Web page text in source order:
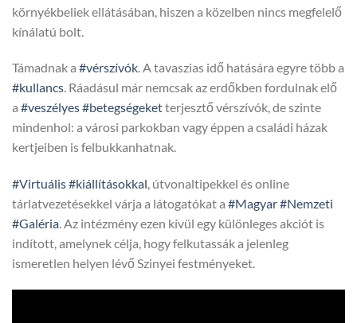
környékbeliek ellátásában, hiszen a közelben nincs megfelelő
kínálatú bolt.
Támadnak a #vérszívók. A tavaszias idő hatására egyre több a
#kullancs. Ráadásul már nemcsak az erdőkben fordulnak elő
a #veszélyes#betegségeketterjesztő vérszívók, de szinte
mindenhol: a városi parkokban vagy éppen a családi házak
kertjeiben is felbukkanhatnak.
#Virtuális#kiállításokkal, útvonaltipekkel és online
tárlatvezetésekkel várja a látogatókat a #Magyar#Nemzeti
#Galéria. Az intézmény ezen kívül egy különleges akciót is
indított, amelynek célja, hogy felkutassák a jelenleg
ismeretlen helyen lévő Szinyei festményeket.